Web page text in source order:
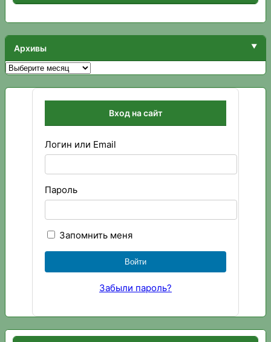
Архивы
Архивы
Вход на сайт
Логин или Email
Пароль
Запомнить меня
Забыли пароль?